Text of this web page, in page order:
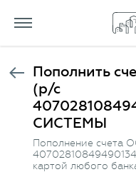
Пополнить
(р/с
СИСТЕМЫ
Пополнение счета
картой любого